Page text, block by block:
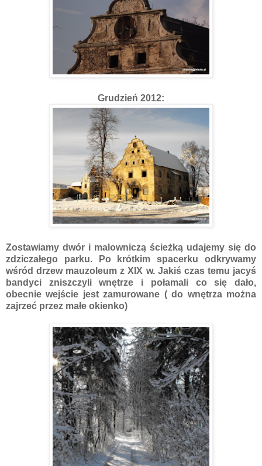
Grudzień 2012:
Zostawiamy dwór i malowniczą ścieżką udajemy się do
zdziczałego parku. Po krótkim spacerku odkrywamy
wśród drzew mauzoleum z XIX w. Jakiś czas temu jacyś
bandyci zniszczyli wnętrze i połamali co się dało,
obecnie wejście jest zamurowane ( do wnętrza można
zajrzeć przez małe okienko)